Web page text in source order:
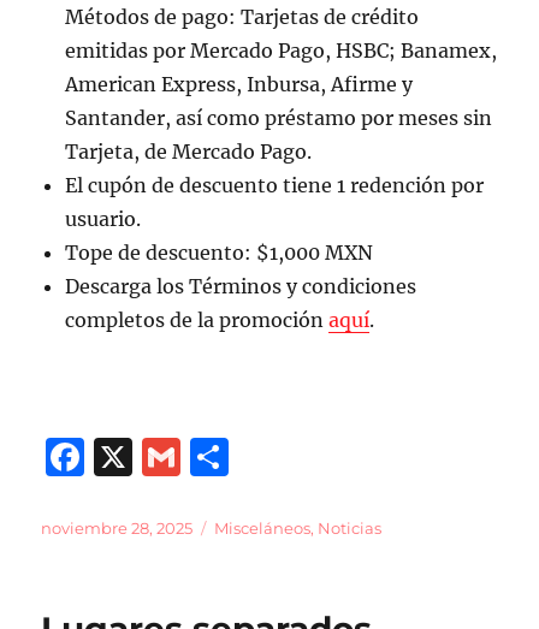
Métodos de pago: Tarjetas de crédito
emitidas por Mercado Pago, HSBC; Banamex,
American Express, Inbursa, Afirme y
Santander, así como préstamo por meses sin
Tarjeta, de Mercado Pago.
El cupón de descuento tiene 1 redención por
usuario.
Tope de descuento: $1,000 MXN
Descarga los Términos y condiciones
completos de la promociónaquí.
F
c
b
X
G
ai m
a
Publicado
noviembre 28, 2025 Categorías
Misceláneos, Noticias